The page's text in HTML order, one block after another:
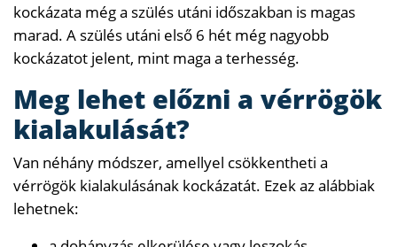
kockázata még a szülés utáni időszakban is magas
marad. A szülés utáni első 6 hét még nagyobb
kockázatot jelent, mint maga a terhesség.
Meg lehet előzni a vérrögök
kialakulását?
Van néhány módszer, amellyel csökkentheti a
vérrögök kialakulásának kockázatát. Ezek az alábbiak
lehetnek: